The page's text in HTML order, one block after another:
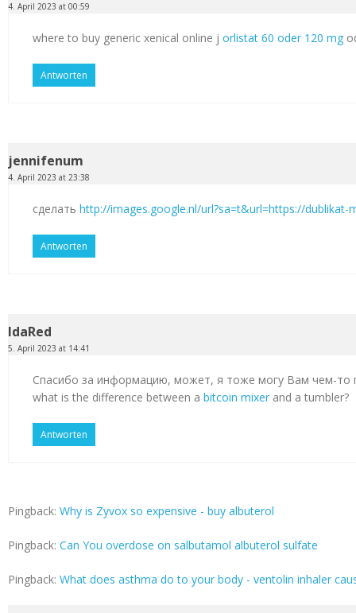
4. April 2023 at 00:59
where to buy generic xenical online j orlistat 60 oder 120 mg
Antworten
jennifenum
4. April 2023 at 23:38
сделать http://images.google.nl/url?sa=t&url=https://dublikat-
Antworten
IdaRed
5. April 2023 at 14:41
Спасибо за информацию, может, я тоже могу Вам чем-то
what is the difference between a bitcoin mixer and a tumbler?
Antworten
Pingback: Why is Zyvox so expensive - buy albuterol
Pingback: Can You overdose on salbutamol albuterol sulfate
Pingback: What does asthma do to your body - ventolin inhaler